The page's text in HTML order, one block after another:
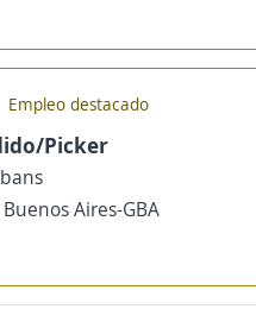
Empleo destacado
Picker
Aires-GBA